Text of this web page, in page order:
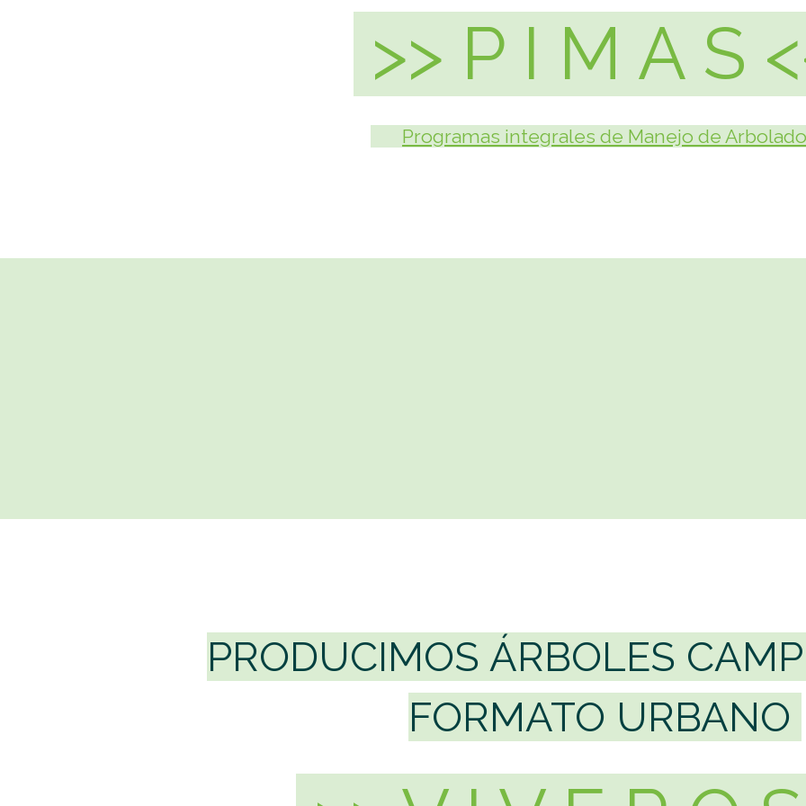
>> P I M A S
Programas integrales de Manejo de
PRODUCIMOS ÁRBOLES
FORMATO URBANO